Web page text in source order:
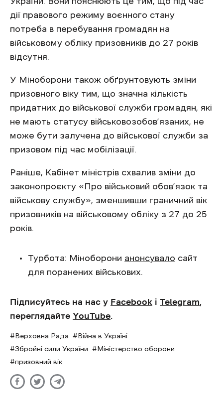
дії правового режиму воєнного стану
потреба в перебування громадян на
військовому обліку призовників до 27 років
відсутня.
У Міноборони також обґрунтовують зміни
призовного віку тим, що значна кількість
придатних до військової служби громадян, які
не мають статусу військовозобов’язаних, не
може бути залучена до військової служби за
призовом під час мобілізації.
Раніше, Кабінет міністрів схвалив зміни до
законопроєкту «Про військовий обов’язок та
військову службу», зменшивши граничний вік
призовників на військовому обліку з 27 до 25
років.
Турбота: Міноборони анонсувало сайт
для поранених військових.
Підписуйтесь на нас у Facebook і Telegram,
переглядайте YouTube.
Верховна Рада
Війна в Україні
Збройні сили України
Міністерство оборони
призовний вік